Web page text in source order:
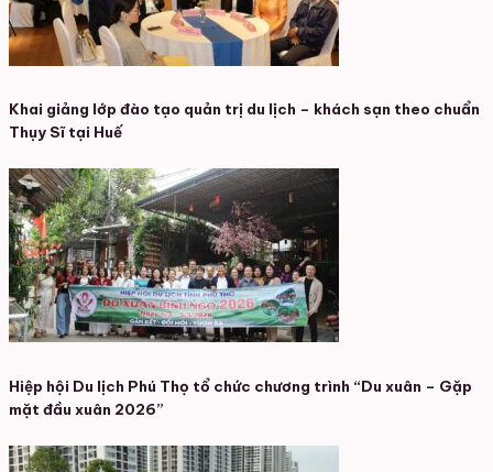
Khai giảng lớp đào tạo quản trị du lịch – khách sạn theo chuẩn
Thụy Sĩ tại Huế
Hiệp hội Du lịch Phú Thọ tổ chức chương trình “Du xuân – Gặp
mặt đầu xuân 2026”